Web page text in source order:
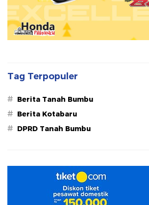
Tag Terpopuler
# Berita Tanah Bumbu
# Berita Kotabaru
# DPRD Tanah Bumbu